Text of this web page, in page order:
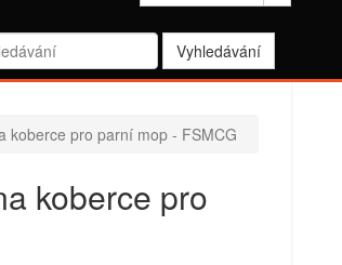
koberce pro parní mop - FSMCG
koberce pro